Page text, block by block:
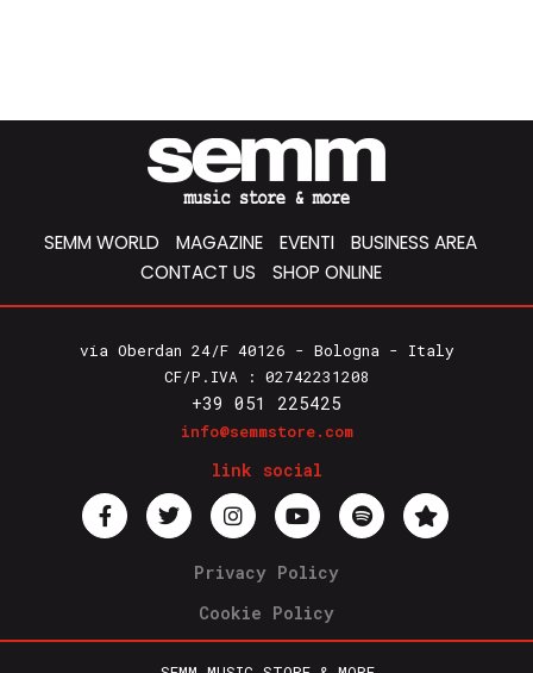
SEMM WORLD MAGAZINE EVENTI
BUSINESS AREA
CONTACT US
SHOP ONLINE
via Oberdan 24/F 40126 - Bologna - Italy
CF/P.IVA : 02742231208
+39 051 225425
info@semmstore.com
link social
Privacy Policy
Cookie Policy